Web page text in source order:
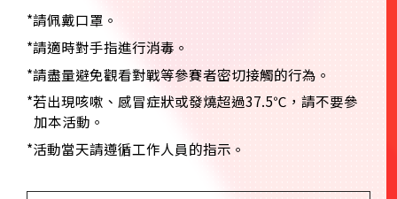
*請佩戴口罩。
*請適時對手指進行消毒。
*請盡量避免觀看對戰等參賽者密切接觸的行為。
*若出現咳嗽、感冒症狀或發燒超過37.5℃，請不要參
加本活動。
*活動當天請遵循工作人員的指示。